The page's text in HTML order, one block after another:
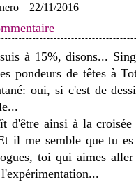
| 22/11/2016
à 15%, disons...
pondeurs de têtes à
oui, si c'est de
d'être ainsi à la
il me semble que tu
toi qui aimes